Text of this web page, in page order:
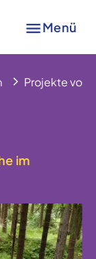
Menü
Projekte von
im